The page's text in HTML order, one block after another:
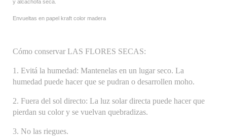
y alcachofa seca.
Envueltas en papel kraft color madera
Cómo conservar LAS FLORES SECAS:
1. Evitá la humedad: Mantenelas en un lugar seco. La
humedad puede hacer que se pudran o desarrollen moho.
2. Fuera del sol directo: La luz solar directa puede hacer que
pierdan su color y se vuelvan quebradizas.
3. No las riegues.